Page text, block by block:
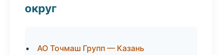
округ
АО Точмаш Групп — Казань